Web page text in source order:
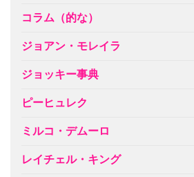
コラム（的な）
ジョアン・モレイラ
ジョッキー事典
ピーヒュレク
ミルコ・デムーロ
レイチェル・キング